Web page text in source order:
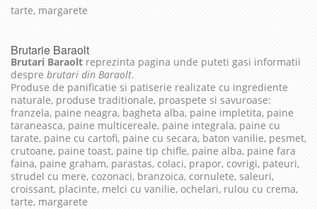
tarte, margarete
Brutarie Baraolt
Brutari Baraolt reprezinta pagina unde puteti gasi informatii
despre brutari din Baraolt.
Produse de panificatie si patiserie realizate cu ingrediente
naturale, produse traditionale, proaspete si savuroase:
franzela, paine neagra, bagheta alba, paine impletita, paine
taraneasca, paine multicereale, paine integrala, paine cu
tarate, paine cu cartofi, paine cu secara, baton vanilie, pesmet,
crutoane, paine toast, paine tip chifle, paine alba, paine fara
faina, paine graham, parastas, colaci, prapor, covrigi, pateuri,
strudel cu mere, cozonaci, branzoica, cornulete, saleuri,
croissant, placinte, melci cu vanilie, ochelari, rulou cu crema,
tarte, margarete